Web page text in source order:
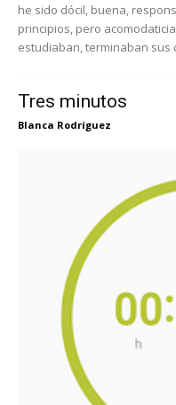
he sido dócil, buena,
principios, pero
estudiaban, terminaban
Tres minutos
Blanca Rodríguez